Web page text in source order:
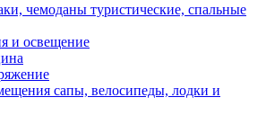
чемоданы туристические, спальные
и освещение
сапы, велосипеды, лодки и